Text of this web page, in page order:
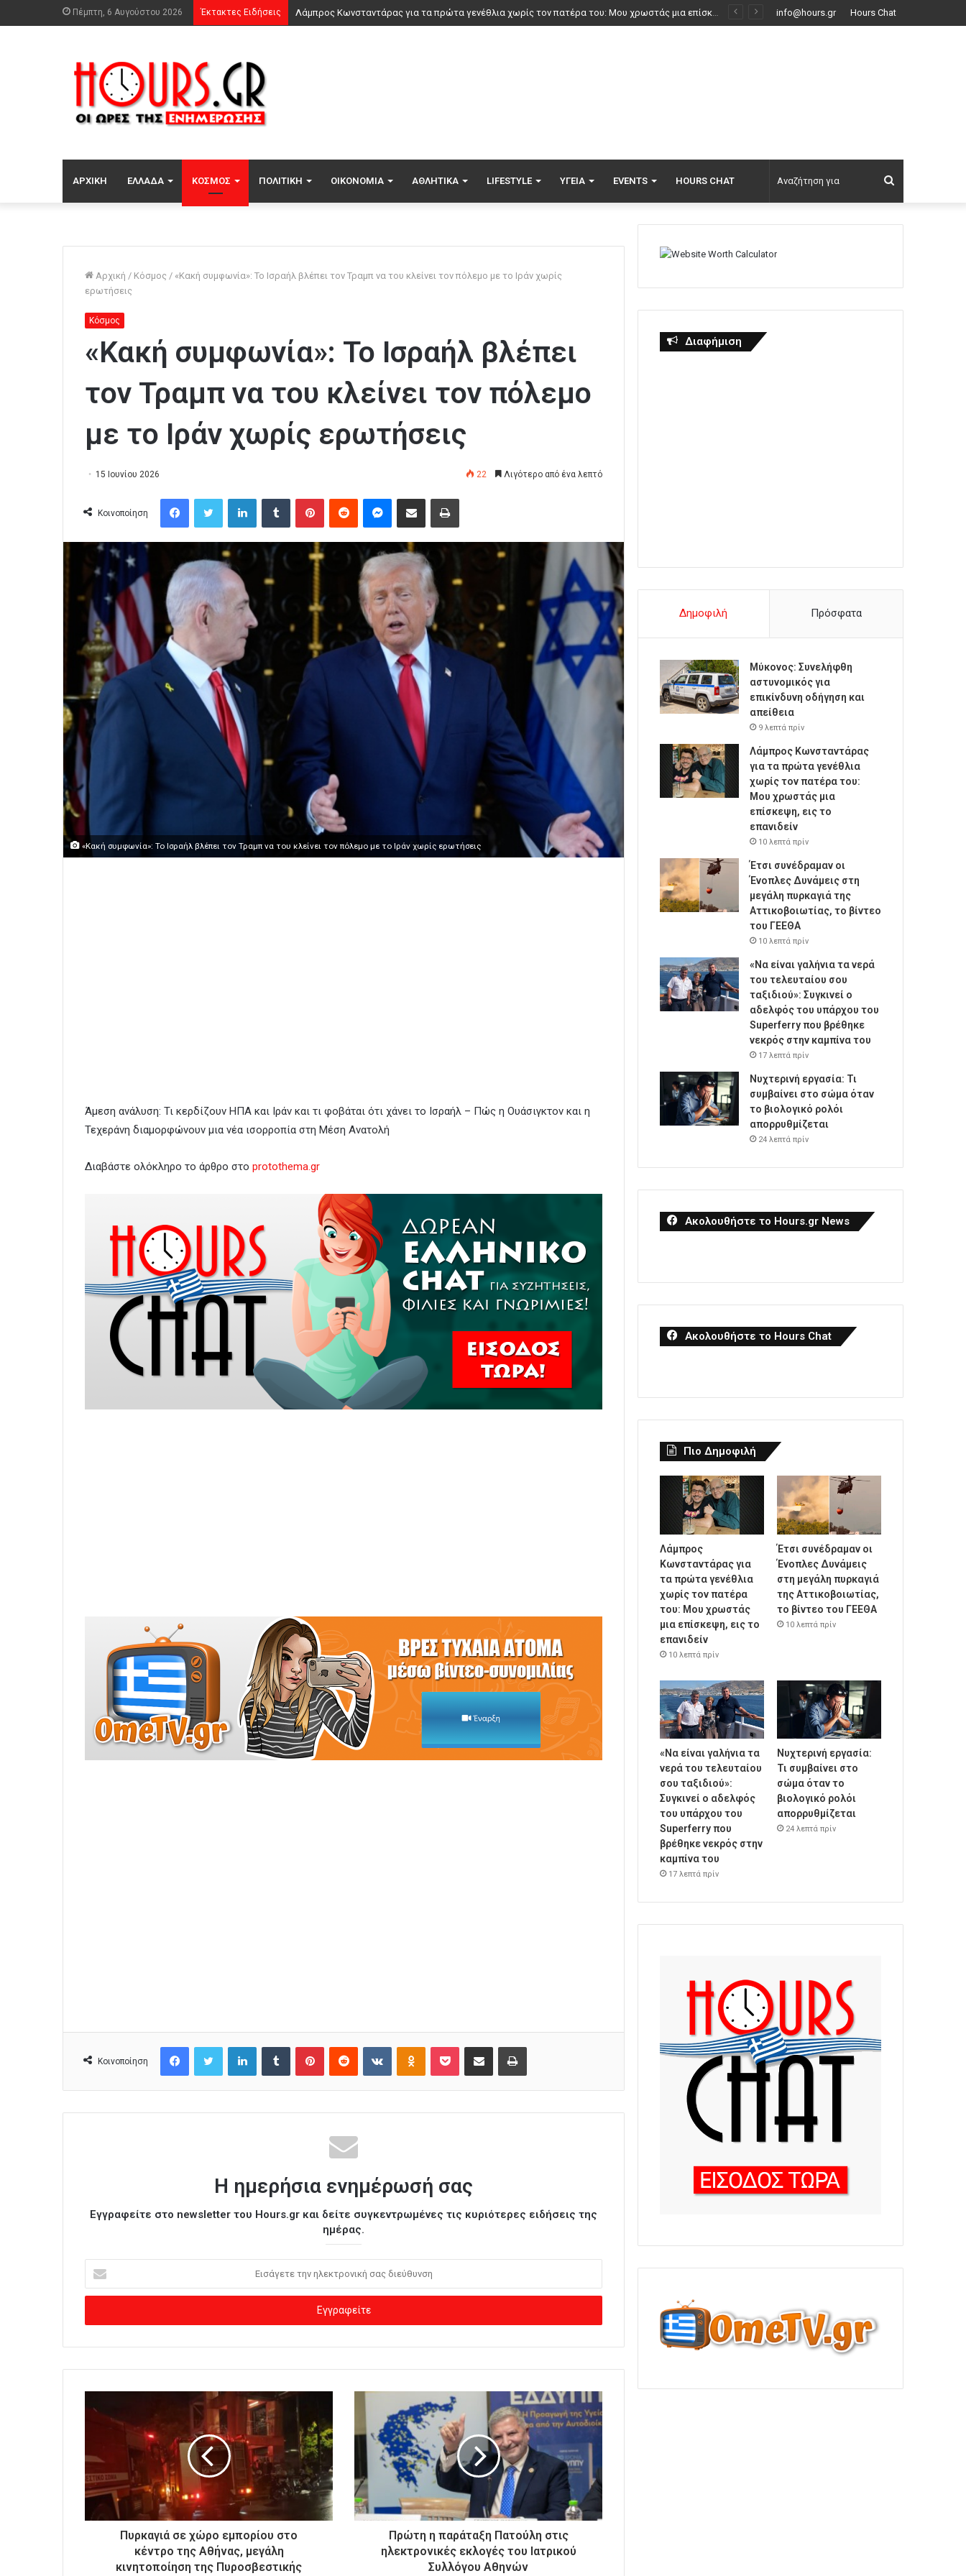
Πέμπτη, 6 Αυγούστου 2026 Έκτακτες Ειδήσεις Λάμπρος Κωνσταντάρας για τα πρώτα γενέθλια χωρίς τον πατέρα του: Μου χρωστάς μια επίσκεψη, εις το επανιδείν info@hours.gr Hours Chat
ΑΡΧΙΚΉ ΕΛΛΆΔΑ ΚΌΣΜΟΣ ΠΟΛΙΤΙΚΉ ΟΙΚΟΝΟΜΊΑ ΑΘΛΗΤΙΚΆ LIFESTYLE ΥΓΕΊΑ EVENTS HOURS CHAT
για
Αρχική / Κόσμος / «Κακή συμφωνία»: Το Ισραήλ βλέπει τον Τραμπ να του κλείνει τον πόλεμο με το Ιράν χωρίς
ερωτήσεις
Κόσμος
«Κακή συμφωνία»: Το Ισραήλ βλέπει
τον Τραμπ να του κλείνει τον πόλεμο
με το Ιράν χωρίς ερωτήσεις
15 Ιουνίου 2026 22 Λιγότερο από ένα λεπτό
Κοινοποίηση
«Κακή συμφωνία»: Το Ισραήλ βλέπει τον Τραμπ να του κλείνει τον πόλεμο με το Ιράν χωρίς ερωτήσεις
Άμεση ανάλυση: Τι κερδίζουν ΗΠΑ και Ιράν και τι φοβάται ότι χάνει το Ισραήλ – Πώς η Ουάσιγκτον και η
Τεχεράνη διαμορφώνουν μια νέα ισορροπία στη Μέση Ανατολή
Διαβάστε ολόκληρο το άρθρο στο protothema.gr
Κοινοποίηση
Η ημερήσια ενημέρωσή σας
Εγγραφείτε στο newsletter του Hours.gr και δείτε συγκεντρωμένες τις κυριότερες ειδήσεις της
ημέρας.
σ
γ
ε
ε
κ
τ
ο
Πυρκαγιά σε χώρο εμπορίου στο
κέντρο της Αθήνας, μεγάλη
κινητοποίηση της Πυροσβεστικής
Πρώτη η παράταξη Πατούλη στις
ηλεκτρονικές εκλογές του Ιατρικού
Συλλόγου Αθηνών
Διαφήμιση
Δημοφιλή Πρόσφατα
Μύκονος: Συνελήφθη
αστυνομικός για
επικίνδυνη οδήγηση και
απείθεια
9 λεπτά πρίν
Λάμπρος Κωνσταντάρας
για τα πρώτα γενέθλια
χωρίς τον πατέρα του:
Μου χρωστάς μια
επίσκεψη, εις το
επανιδείν
10 λεπτά πρίν
Έτσι συνέδραμαν οι
Ένοπλες Δυνάμεις στη
μεγάλη πυρκαγιά της
Αττικοβοιωτίας, το βίντεο
του ΓΕΕΘΑ
10 λεπτά πρίν
«Να είναι γαλήνια τα νερά
του τελευταίου σου
ταξιδιού»: Συγκινεί ο
αδελφός του υπάρχου του
Superferry που βρέθηκε
νεκρός στην καμπίνα του
17 λεπτά πρίν
Νυχτερινή εργασία: Τι
συμβαίνει στο σώμα όταν
το βιολογικό ρολόι
απορρυθμίζεται
24 λεπτά πρίν
Ακολουθήστε το Hours.gr News
Ακολουθήστε το Hours Chat
Πιο Δημοφιλή
Λάμπρος
Κωνσταντάρας για
τα πρώτα γενέθλια
χωρίς τον πατέρα
του: Μου χρωστάς
μια επίσκεψη, εις το
επανιδείν
10 λεπτά πρίν
Έτσι συνέδραμαν οι
Ένοπλες Δυνάμεις
στη μεγάλη πυρκαγιά
της Αττικοβοιωτίας,
το βίντεο του ΓΕΕΘΑ
10 λεπτά πρίν
«Να είναι γαλήνια τα
νερά του τελευταίου
σου ταξιδιού»:
Συγκινεί ο αδελφός
του υπάρχου του
Superferry που
βρέθηκε νεκρός στην
καμπίνα του
17 λεπτά πρίν
Νυχτερινή εργασία:
Τι συμβαίνει στο
σώμα όταν το
βιολογικό ρολόι
απορρυθμίζεται
24 λεπτά πρίν